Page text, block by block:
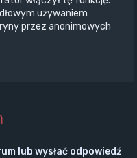
używaniem
przez anonimowych
lub wysłać odpowiedź